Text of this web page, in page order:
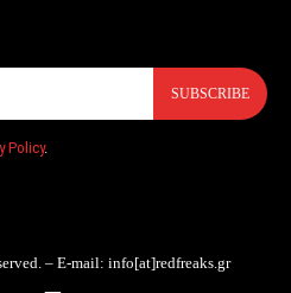
SUBSCRIBE
Policy.
– E-mail: info[at]redfreaks.gr